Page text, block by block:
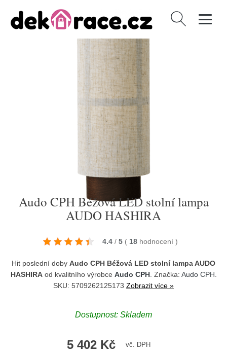
Vyhledávání
Audo CPH Béžová LED stolní lampa
AUDO HASHIRA
4.4 / 5 ( 18 hodnocení )
Hit poslední doby Audo CPH Béžová LED stolní lampa AUDO
HASHIRAod kvalitního výrobce Audo CPH. Značka: Audo CPH
SKU: 5709262125173 Zobrazit více »
Dostupnost: Skladem
5 402 Kč vč. DPH